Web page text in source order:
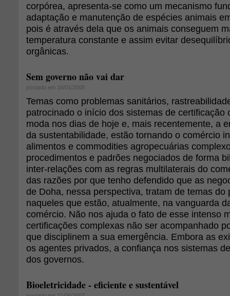
corpórea, apresenta-se como um mecanismo
adaptação e manutenção de espécies animais
pois é através dela que os animais conseguem
temperatura constante e assim evitar
orgânicas.
Sem governo não vai dar
postado em 16/01/2008
Temas como problemas sanitários,
patrocinado o início dos sistemas de certificação
moda nos dias de hoje e, mais recentemente, a
da sustentabilidade, estão tornando o comércio
alimentos e commodities agropecuárias
procedimentos e padrões negociados de forma
inter-relações com as regras multilaterais do
das razões por que tenho defendido que as
de Doha, nessa perspectiva, tratam de temas do
naqueles que estão, atualmente, na vanguarda
comércio. Não nos ajuda o fato de esse intenso
certificações complexas não ser acompanhado
que disciplinem a sua emergência. Embora as
os agentes privados, a confiança nos sistemas
dos governos.
Bioeletricidade - eficiente e sustentável